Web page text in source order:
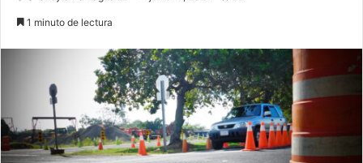
1 minuto de lectura